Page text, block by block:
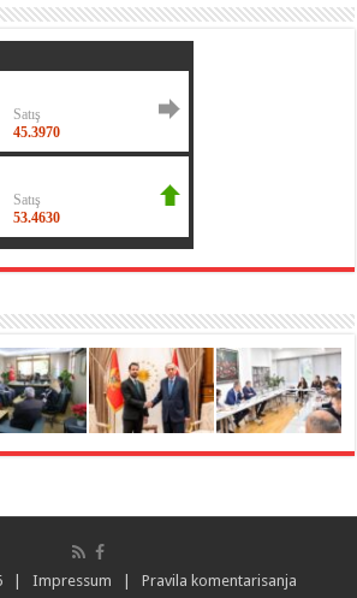
| Impressum Pravila komentarisanja